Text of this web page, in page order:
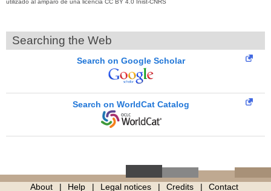
Searching the Web
Search on Google Scholar
Search on WorldCat Catalog
About Help Legal notices Credits Contact